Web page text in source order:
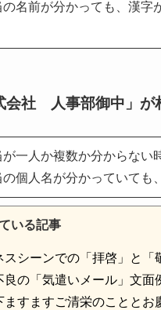
の名前が分かっても、漢
会社 人事部御中」が
が一人か複数か分からない
の個人名が分かっていても
いる記事
スシーンでの「拝啓」と「
良の「気遣いメール」文面
ますますご清栄のことと